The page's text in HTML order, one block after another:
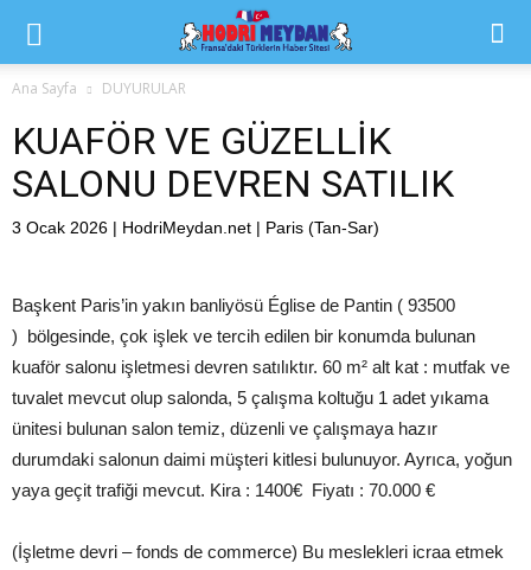
Ana Sayfa DUYURULAR
KUAFÖR VE GÜZELLİK
SALONU DEVREN SATILIK
3 Ocak 2026 | HodriMeydan.net | Paris (Tan-Sar)
Başkent Paris’in yakın banliyösü Église de Pantin ( 93500
) bölgesinde, çok işlek ve tercih edilen bir konumda bulunan
kuaför salonu işletmesi devren satılıktır. 60 m² alt kat : mutfak ve
tuvalet mevcut olup salonda, 5 çalışma koltuğu 1 adet yıkama
ünitesi bulunan salon temiz, düzenli ve çalışmaya hazır
durumdaki salonun daimi müşteri kitlesi bulunuyor. Ayrıca, yoğun
yaya geçit trafiği mevcut. Kira : 1400€ Fiyatı : 70.000 €
(İşletme devri – fonds de commerce) Bu meslekleri icraa etmek